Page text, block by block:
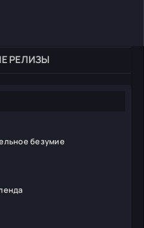
РЕЛИЗЫ
безумие